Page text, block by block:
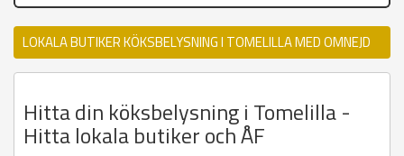
LOKALA BUTIKER KÖKSBELYSNING I TOMELILLA MED OMNEJD
Hitta din köksbelysning i Tomelilla -
Hitta lokala butiker och ÅF